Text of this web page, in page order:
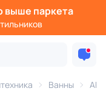
выше паркета
Ванны